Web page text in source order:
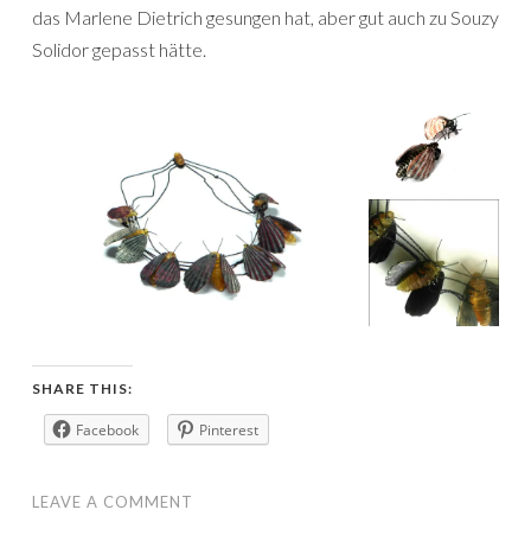
das Marlene Dietrich gesungen hat, aber gut auch zu Souzy
Solidor gepasst hätte.
SHARE THIS:
Facebook Pinterest
LEAVE A COMMENT